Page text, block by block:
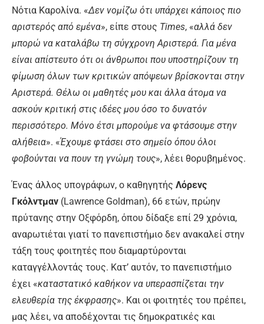
Νότια Καρολίνα. «Δεν νομίζω ότι υπάρχει κάποιος πιο
αριστερός από εμένα», είπε στους Times, «αλλά δεν
μπορώ να καταλάβω τη σύγχρονη Αριστερά. Για μένα
είναι απίστευτο ότι οι άνθρωποι που υποστηρίζουν τη
φίμωση όλων των κριτικών απόψεων βρίσκονται στην
Αριστερά. Θέλω οι μαθητές μου και άλλα άτομα να
ασκούν κριτική στις ιδέες μου όσο το δυνατόν
περισσότερο. Μόνο έτσι μπορούμε να φτάσουμε στην
αλήθεια». «Έχουμε φτάσει στο σημείο όπου όλοι
φοβούνται να πουν τη γνώμη τους», λέει θορυβημένος.
Ένας άλλος υπογράφων, ο καθηγητής Λόρενς
Γκόλντμαν (Lawrence Goldman), 66 ετών, πρώην
πρύτανης στην Οξφόρδη, όπου δίδαξε επί 29 χρόνια,
αναρωτιέται γιατί το πανεπιστήμιο δεν ανακαλεί στην
τάξη τους φοιτητές που διαμαρτύρονται
καταγγέλλοντάς τους. Κατ’ αυτόν, το πανεπιστήμιο
έχει «καταστατικό καθήκον να υπερασπίζεται την
ελευθερία της έκφρασης». Και οι φοιτητές του πρέπει,
μας λέει, να αποδέχονται τις δημοκρατικές και